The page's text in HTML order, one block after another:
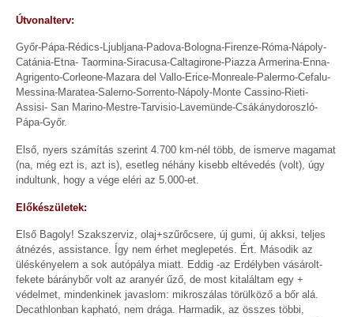
Útvonalterv:
Győr-Pápa-Rédics-Ljubljana-Padova-Bologna-Firenze-Róma-Nápoly-
Catánia-Etna- Taormina-Siracusa-Caltagirone-Piazza Armerina-Enna-
Agrigento-Corleone-Mazara del Vallo-Erice-Monreale-Palermo-Cefalu-
Messina-Maratea-Salerno-Sorrento-Nápoly-Monte Cassino-Rieti-
Assisi- San Marino-Mestre-Tarvisio-Lavemünde-Csákánydoroszló-
Pápa-Győr.
Első, nyers számítás szerint 4.700 km-nél több, de ismerve magamat
(na, még ezt is, azt is), esetleg néhány kisebb eltévedés (volt), úgy
indultunk, hogy a vége eléri az 5.000-et.
Előkészületek:
Első Bagoly! Szakszerviz, olaj+szűrőcsere, új gumi, új akksi, teljes
átnézés, assistance. Így nem érhet meglepetés. Ért. Második az
üléskényelem a sok autópálya miatt. Eddig -az Erdélyben vásárolt-
fekete báránybőr volt az aranyér űző, de most kitaláltam egy +
védelmet, mindenkinek javaslom: mikroszálas törülköző a bőr alá.
Decathlonban kapható, nem drága. Harmadik, az összes többi,